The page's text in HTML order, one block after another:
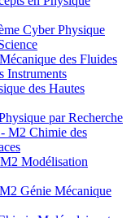
Cyber Physique
des Fluides
Instruments
des Hautes
par Recherche
M2 Chimie des
Modélisation
Génie Mécanique